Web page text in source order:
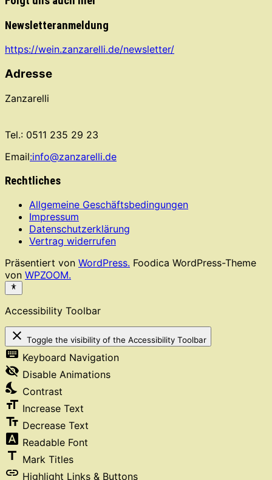
Newsletteranmeldung
https://wein.zanzarelli.de/newsletter/
Adresse
Zanzarelli
Tel.: 0511 235 29 23
Email:info@zanzarelli.de
Rechtliches
Allgemeine Geschäftsbedingungen
Impressum
Datenschutzerklärung
Vertrag widerrufen
Präsentiert von WordPress. Foodica WordPress-Theme
von WPZOOM.
Accessibility Toolbar
close Toggle the visibility of the Accessibility Toolbar
keyboard Keyboard Navigation
visibility_off Disable Animations
nights_stay Contrast
format_size Increase Text
text_fields Decrease Text
font_download Readable Font
title Mark Titles
link Highlight Links & Buttons